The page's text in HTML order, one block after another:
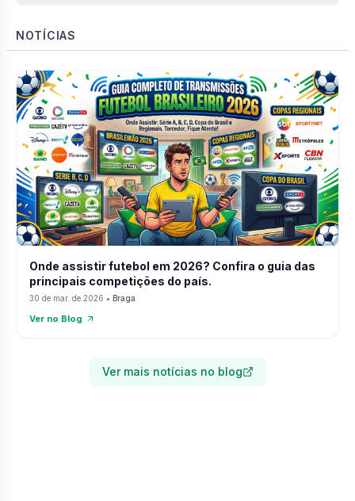
NOTÍCIAS
Onde assistir futebol em 2026? Confira o guia das
principais competições do país.
30 de mar. de 2026 • Braga
Ver no Blog
Ver mais notícias no blog